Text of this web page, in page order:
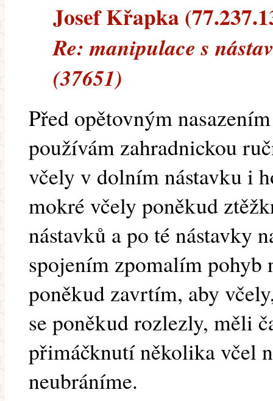
Josef Křapka
Re: manipulace s
(37651)
Před opětovným
používám zahradnickou
včely v dolním nástavku i
mokré včely poněkud
nástavků a po té nástavky
spojením zpomalím pohyb
poněkud zavrtím, aby
se poněkud rozlezly, měli
přimáčknutí několika včel
neubráníme.